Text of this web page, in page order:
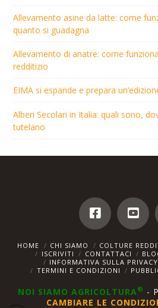
Allevamento asine da latte: come
quanto si guadagna
Allevamento di anatre: come
redditizio
EIMA si espande e prepara
Alberi Secolari in Italia: quali sono,
tutelano
HOME CHI SIAMO COLTURE
ISCRIVITI
CONTATTACI
INFORMATIVA SULLA PRIVACY
TERMINI E CONDIZIONI
NOI SIAMO AGRICOLTURA ® -
CAMBIARE LE